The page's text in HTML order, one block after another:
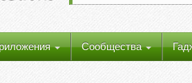
Сообщества